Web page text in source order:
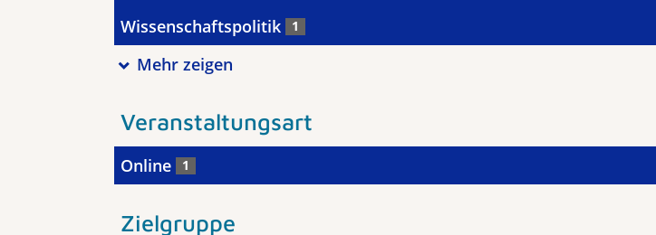
Wissenschaftspolitik 1
Mehr zeigen
Veranstaltungsart
Online 1
Zielgruppe